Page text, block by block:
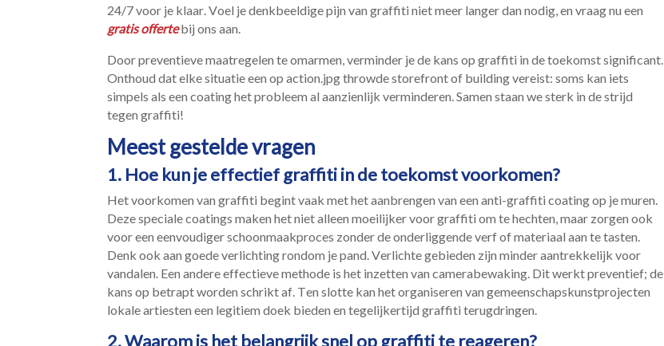
24/7 voor je klaar.​ Voel je denkbeeldige pijn van graffiti niet meer langer dan nodig, en vraag nu een
gratis offertebij ons aan.​
Door preventieve maatregelen te omarmen, verminder je de kans op graffiti in de toekomst significant.​
Onthoud dat elke situatie een op action.​jpg throwde storefront of building vereist: soms kan iets
simpels als een coating het probleem al aanzienlijk verminderen.​ Samen staan we sterk in de strijd
tegen graffiti!
Meest gestelde vragen
1.​ Hoe kun je effectief graffiti in de toekomst voorkomen?
Het voorkomen van graffiti begint vaak met het aanbrengen van een anti-graffiti coating op je muren.​
Deze speciale coatings maken het niet alleen moeilijker voor graffiti om te hechten, maar zorgen ook
voor een eenvoudiger schoonmaakproces zonder de onderliggende verf of materiaal aan te tasten.​
Denk ook aan goede verlichting rondom je pand.​ Verlichte gebieden zijn minder aantrekkelijk voor
vandalen.​ Een andere effectieve methode is het inzetten van camerabewaking.​ Dit werkt preventief; de
kans op betrapt worden schrikt af.​ Ten slotte kan het organiseren van gemeenschapskunstprojecten
lokale artiesten een legitiem doek bieden en tegelijkertijd graffiti terugdringen.​
2.​ Waarom is het belangrijk snel op graffiti te reageren?